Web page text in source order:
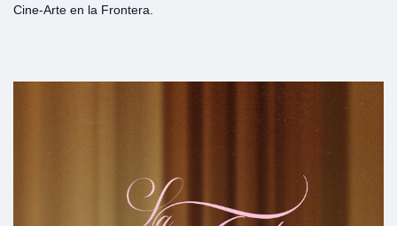
Cine-Arte en la Frontera.